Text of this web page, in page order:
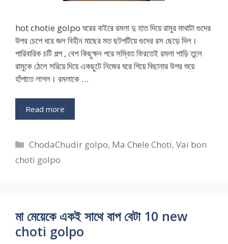
hot chotie golpo ঘরের বাইরে রমলা দু হাত দিয়ে রামুর মাথাটা গুদের
উপর চেপে ধরে জল বিহীন মাছের মত ছটপটিয়ে গুদের রস ছেড়ে দিল।
পারিবারিক চটি গল্প , বেশ কিছুক্ষন পরে সম্বিত ফিরতেই রমলা শাড়ি তুলে
রামুকে ঠেলে সরিয়ে দিয়ে একছুটে নিজের ঘরে গিয়ে বিছানার উপর শুয়ে
হাঁপাতে লাগল। রমলাকে …
Read more
Categories
ChodaChudir golpo, Ma Chele Choti,Vai bon
choti golpo
মা মেয়েকে একই সাথে বাপ বেটা 10 new
choti golpo